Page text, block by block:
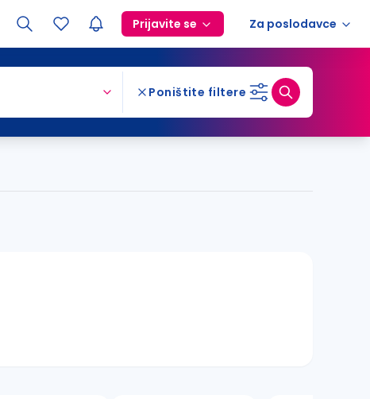
Prijavite se Za poslodavce
Poništite filtere